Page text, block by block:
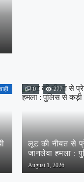
0 277
लूट की नीयत से
जानलेवा हमला :
मांग
Posted
on
August 1, 2026